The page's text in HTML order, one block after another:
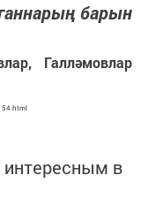
барын
Галләмовлар
в